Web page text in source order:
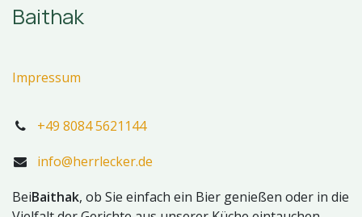
Baithak
Impressum
+49 8084 5621144
info@herrlecker.de
BeiBaithak, ob Sie einfach ein Bier genießen oder in die